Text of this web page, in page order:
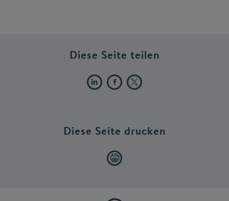
Diese Seite teilen
Diese Seite drucken